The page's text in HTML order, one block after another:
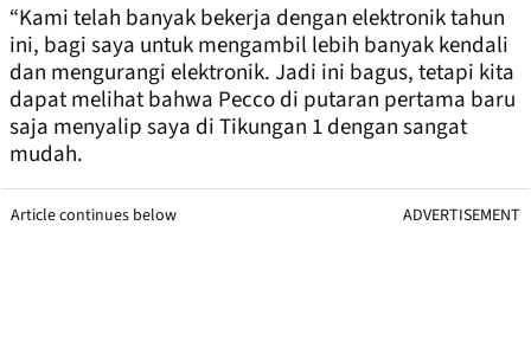
“Kami telah banyak bekerja dengan elektronik tahun
ini, bagi saya untuk mengambil lebih banyak kendali
dan mengurangi elektronik. Jadi ini bagus, tetapi kita
dapat melihat bahwa Pecco di putaran pertama baru
saja menyalip saya di Tikungan 1 dengan sangat
mudah.
Article continues below ADVERTISEMENT